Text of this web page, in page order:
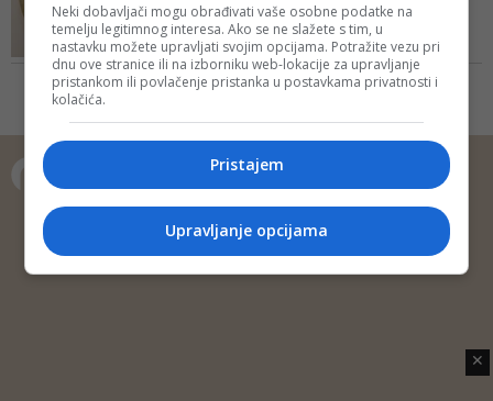
Mladen Ćavar je na svojoj
Facebook stranici objavio da,
prema informacijama s terena, on
trenutno ima oko 20% potpisa
ukupnog broja članova koji su do
Copyright © 2014 Depo Portal
Kontakt Marketing
Privatnost korisnika
O nama
✕
Neki dobavljači mogu obrađivati vaše osobne podatke na
temelju legitimnog interesa. Ako se ne slažete s tim, u
nastavku možete upravljati svojim opcijama. Potražite vezu pri
dnu ove stranice ili na izborniku web-lokacije za upravljanje
pristankom ili povlačenje pristanka u postavkama privatnosti i
kolačića.
Pristajem
Upravljanje opcijama